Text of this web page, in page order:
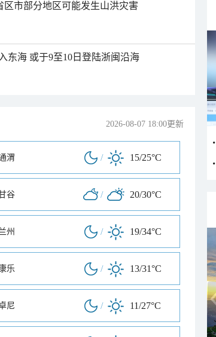
市部分地区可能发生山洪灾害
东海 或于9至10日登陆浙闽沿海
2026-08-07 18:00更新
渭 / 15/25°C
谷 / 20/30°C
州 / 19/34°C
乐 / 13/31°C
尼 / 11/27°C